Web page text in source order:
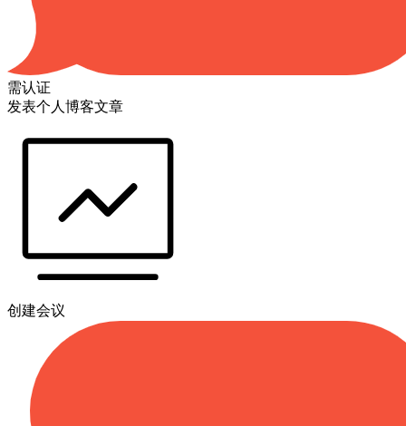
需认证
发表个人博客文章
创建会议